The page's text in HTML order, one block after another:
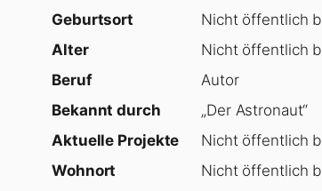
Geburtsort
Nicht öffentlich
Alter
Nicht öffentlich
Beruf
Autor
Bekannt durch
„Der Astronaut“
Aktuelle Projekte
Nicht öffentlich
Wohnort
Nicht öffentlich